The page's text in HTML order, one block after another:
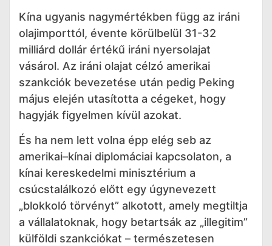
Kína ugyanis nagymértékben függ az iráni
olajimporttól, évente körülbelül 31-32
milliárd dollár értékű iráni nyersolajat
vásárol. Az iráni olajat célzó amerikai
szankciók bevezetése után pedig Peking
május elején utasította a cégeket, hogy
hagyják figyelmen kívül azokat.
És ha nem lett volna épp elég seb az
amerikai–kínai diplomáciai kapcsolaton, a
kínai kereskedelmi minisztérium a
csúcstalálkozó előtt egy úgynevezett
„blokkoló törvényt” alkotott, amely megtiltja
a vállalatoknak, hogy betartsák az „illegitim”
külföldi szankciókat – természetesen